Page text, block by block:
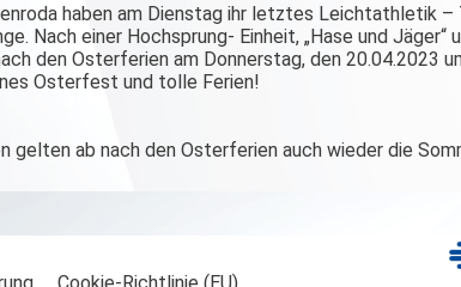
haben am Dienstag ihr letztes Leichtathletik
Nach einer Hochsprung- Einheit, „Hase und
den Osterferien am Donnerstag, den 20.04.2023
Osterfest und tolle Ferien!
gelten ab nach den Osterferien auch wieder die